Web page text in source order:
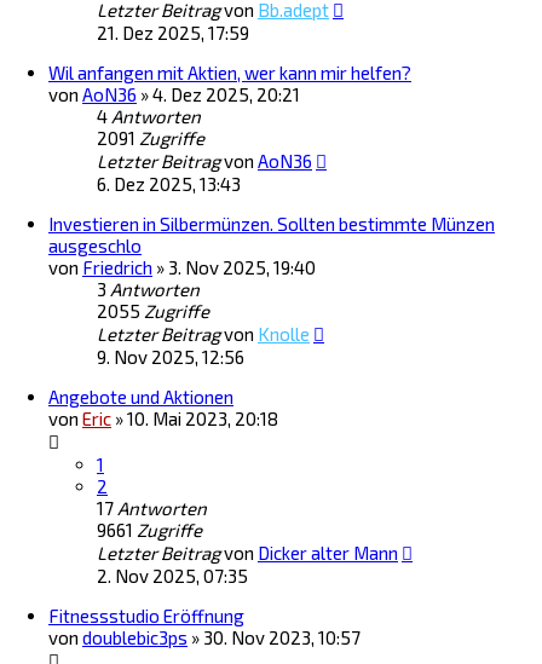
Letzter Beitragvon Bb.adept
21. Dez 2025, 17:59
Wil anfangen mit Aktien, wer kann mir helfen?
von AoN36 »4. Dez 2025, 20:21
4 Antworten
2091 Zugriffe
Letzter Beitragvon AoN36
6. Dez 2025, 13:43
Investieren in Silbermünzen. Sollten bestimmte Münzen
ausgeschlo
von Friedrich » 3. Nov 2025, 19:40
3 Antworten
2055 Zugriffe
Letzter Beitragvon Knolle
9. Nov 2025, 12:56
Angebote und Aktionen
von Eric »10. Mai 2023, 20:18
1
2
17 Antworten
9661 Zugriffe
Letzter Beitragvon Dicker alter Mann
2. Nov 2025, 07:35
Fitnessstudio Eröffnung
von doublebic3ps » 30. Nov 2023, 10:57